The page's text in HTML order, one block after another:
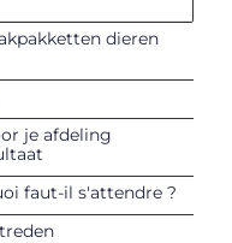
dieren
je afdeling
faut-il s'attendre ?